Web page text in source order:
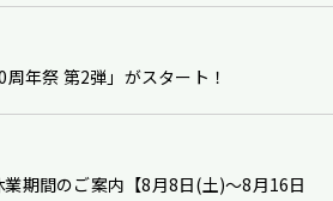
周年祭 第2弾」がスタート！
期間のご案内【8月8日(土)～8月16日